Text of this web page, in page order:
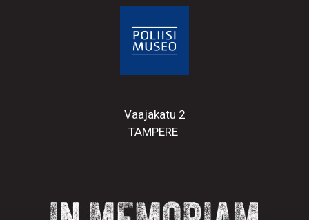
Vaajakatu 2
TAMPERE